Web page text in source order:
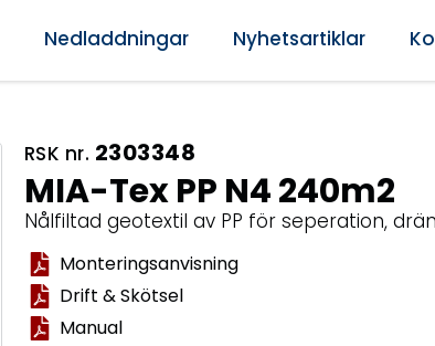
Nedladdningar Nyhetsartiklar
RSK nr. 2303348
MIA-Tex PP N4 240m2
Nålfiltad geotextil av PP för seperation,
Monteringsanvisning
Drift & Skötsel
Manual